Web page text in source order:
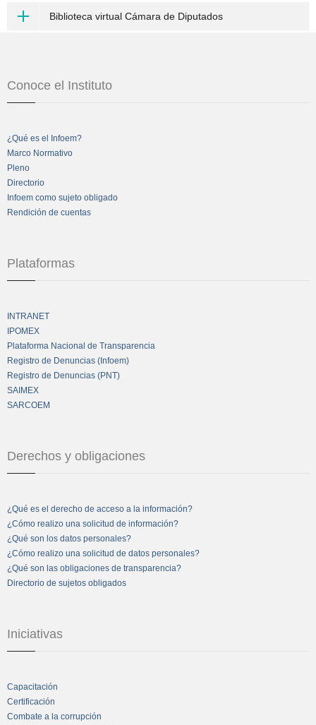
Biblioteca virtual Cámara de Diputados
Conoce el Instituto
¿Qué es el Infoem?
Marco Normativo
Pleno
Directorio
Infoem como sujeto obligado
Rendición de cuentas
Plataformas
INTRANET
IPOMEX
Plataforma Nacional de Transparencia
Registro de Denuncias (Infoem)
Registro de Denuncias (PNT)
SAIMEX
SARCOEM
Derechos y obligaciones
¿Qué es el derecho de acceso a la información?
¿Cómo realizo una solicitud de información?
¿Qué son los datos personales?
¿Cómo realizo una solicitud de datos personales?
¿Qué son las obligaciones de transparencia?
Directorio de sujetos obligados
Iniciativas
Capacitación
Certificación
Combate a la corrupción